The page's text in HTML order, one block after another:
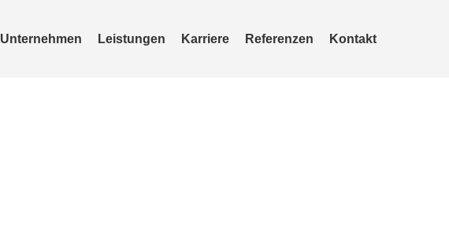
Unternehmen Leistungen Karriere Referenzen Kontakt